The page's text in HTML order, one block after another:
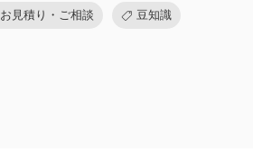
お見積り・ご相談 豆知識